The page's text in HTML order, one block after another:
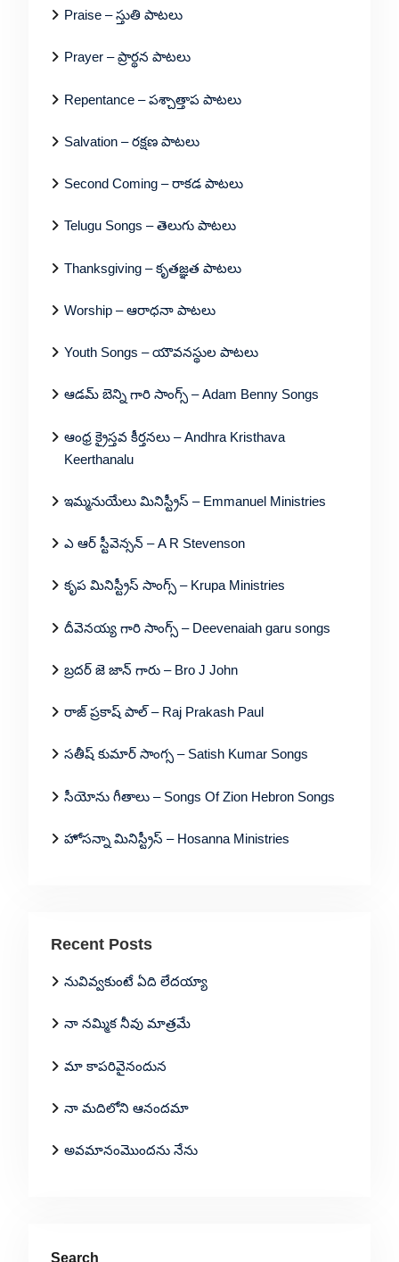
Praise – స్తుతి పాటలు
Prayer – ప్రార్థన పాటలు
Repentance – పశ్చాత్తాప పాటలు
Salvation – రక్షణ పాటలు
Second Coming – రాకడ పాటలు
Telugu Songs – తెలుగు పాటలు
Thanksgiving – కృతజ్ఞత పాటలు
Worship – ఆరాధనా పాటలు
Youth Songs – యౌవనస్థుల పాటలు
ఆడమ్ బెన్ని గారి సాంగ్స్ – Adam Benny Songs
ఆంధ్ర క్రైస్తవ కీర్తనలు – Andhra Kristhava
Keerthanalu
ఇమ్మనుయేలు మినిస్ట్రీస్ – Emmanuel Ministries
ఎ ఆర్ స్టీవెన్సన్ – A R Stevenson
కృప మినిస్ట్రీస్ సాంగ్స్ – Krupa Ministries
దీవెనయ్య గారి సాంగ్స్ – Deevenaiah garu songs
బ్రదర్ జె జాన్ గారు – Bro J John
రాజ్ ప్రకాష్ పాల్ – Raj Prakash Paul
సతీష్ కుమార్ సాంగ్స – Satish Kumar Songs
సీయోను గీతాలు – Songs Of Zion Hebron Songs
హోసన్నా మినిస్ట్రీస్ – Hosanna Ministries
Recent Posts
నువివ్వకుంటే ఏది లేదయ్యా
నా నమ్మిక నీవు మాత్రమే
మా కాపరివైనందున
నా మదిలోని ఆనందమా
అవమానంమొందను నేను
Search